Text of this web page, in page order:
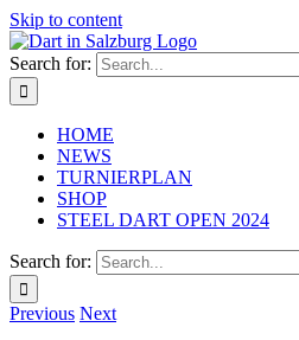
Skip to content
Search for:
HOME
NEWS
TURNIERPLAN
SHOP
STEEL DART OPEN 2024
Search for:
Previous Next